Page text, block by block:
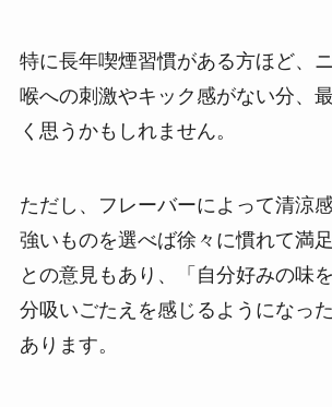
特に長年喫煙習慣がある方ほど、
喉への刺激やキック感がない分、
く思うかもしれません。
ただし、フレーバーによって清涼
強いものを選べば徐々に慣れて満
との意見もあり​、「自分好みの味
分吸いごたえを感じるようになっ
あります。